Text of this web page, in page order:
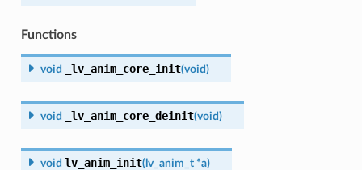
Functions
void _lv_anim_core_init(void)
void _lv_anim_core_deinit(void)
void lv_anim_init(lv_anim_t *a)